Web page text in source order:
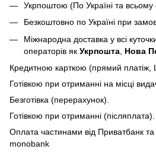
Укрпоштою (По Україні та всьому
Безкоштовно по Україні при
Міжнародна доставка у всі
операторів як Укрпошта Нова
Кредитною карткою (прямий платіж,
Готівкою при отриманні на місці
Безготівка (перерахунок).
Готівкою при отриманні (післяплата).
Оплата частинами від Приватбанк
monobank